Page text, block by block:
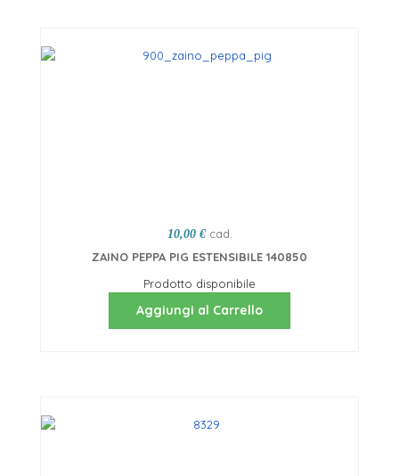
10,00 € cad.
ZAINO PEPPA PIG ESTENSIBILE 140850
Prodotto disponibile
Aggiungi al Carrello